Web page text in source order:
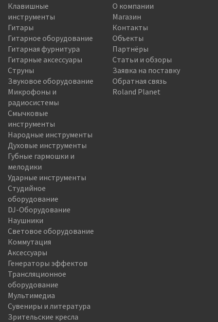
Клавишные
инструменты
Гитары
Гитарное оборудование
Гитарная фурнитура
Гитарные аксессуары
Струны
Звуковое оборудование
Микрофоны и
радиосистемы
Смычковые
инструменты
Народные инструменты
Духовые инструменты
Губные гармошки и
мелодики
Ударные инструменты
Студийное
оборудование
DJ-Оборудование
Наушники
Световое оборудование
Коммутация
Аксессуары
Генераторы эффектов
Трансляционное
оборудование
Мультимедиа
Сувениры и литература
Зрительские кресла
О компании
Магазин
Контакты
Объекты
Партнёры
Статьи и обзоры
Заявка на поставку
Обратная связь
Roland Planet